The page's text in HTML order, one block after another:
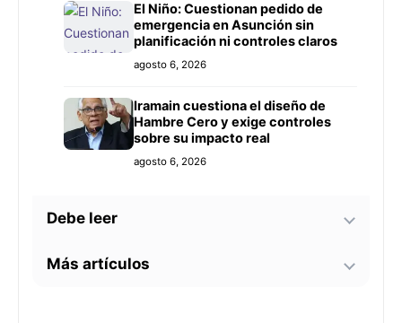
El Niño: Cuestionan pedido de
emergencia en Asunción sin
planificación ni controles claros
agosto 6, 2026
Iramain cuestiona el diseño de
Hambre Cero y exige controles
sobre su impacto real
agosto 6, 2026
Debe leer
Bomberos advierten sobre zonas
Más artículos